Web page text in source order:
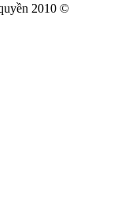
2010 ©